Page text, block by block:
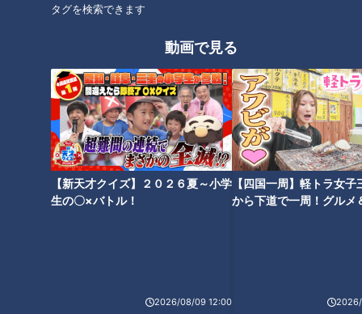
タグを検索できます
動画で見る
【新天才クイズ】２０２６夏～小学
生の〇×バトル！
2026/08/09 12:00
【四国一周】軽トラ女子
から下道で一周！グルメ
玄関を見ると相当の浸水だ。一分間に八粍（ミリ）の割で増
これはえらい事になった、愈々（いよいよ）畳上げだ」
翌9月27日にはこんな一文があった。
「何とも惨状目をおおふばかり。どこから手をつけて良いか、
何をしたら良いか、暫くボウゼンと言うのがこの日一日の始